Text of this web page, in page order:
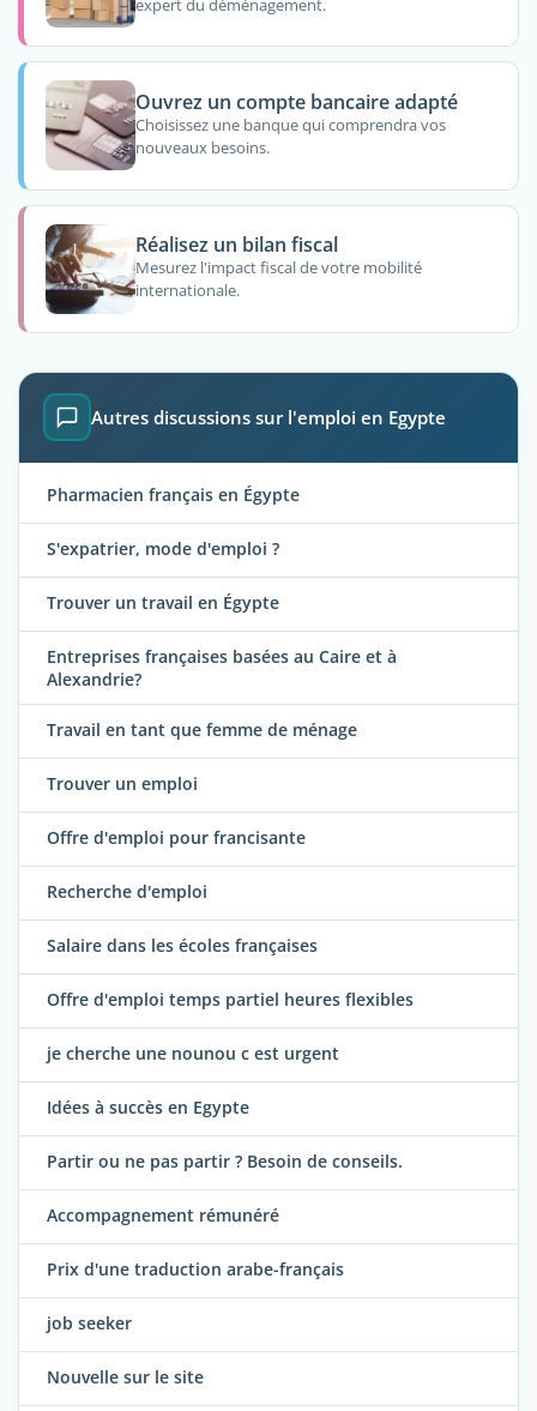
expert du déménagement.
Ouvrez un compte bancaire adapté
Choisissez une banque qui comprendra vos
nouveaux besoins.
Réalisez un bilan fiscal
Mesurez l'impact fiscal de votre mobilité
internationale.
Autres discussions sur l'emploi en Egypte
Pharmacien français en Égypte
S'expatrier, mode d'emploi ?
Trouver un travail en Égypte
Entreprises françaises basées au Caire et à
Alexandrie?
Travail en tant que femme de ménage
Trouver un emploi
Offre d'emploi pour francisante
Recherche d'emploi
Salaire dans les écoles françaises
Offre d'emploi temps partiel heures flexibles
je cherche une nounou c est urgent
Idées à succès en Egypte
Partir ou ne pas partir ? Besoin de conseils.
Accompagnement rémunéré
Prix d'une traduction arabe-français
job seeker
Nouvelle sur le site